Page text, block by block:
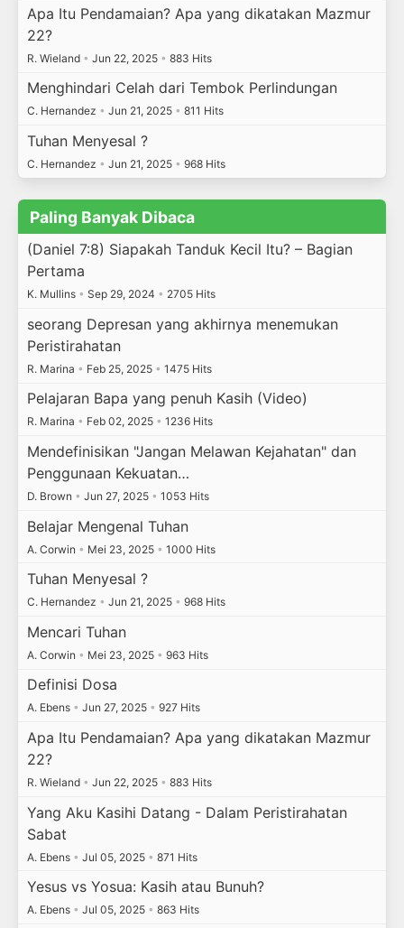
Apa Itu Pendamaian? Apa yang dikatakan Mazmur
22?
R. Wieland • Jun 22, 2025 • 883 Hits
Menghindari Celah dari Tembok Perlindungan
C. Hernandez • Jun 21, 2025 • 811 Hits
Tuhan Menyesal ?
C. Hernandez • Jun 21, 2025 • 968 Hits
Paling Banyak Dibaca
(Daniel 7:8) Siapakah Tanduk Kecil Itu? – Bagian
Pertama
K. Mullins • Sep 29, 2024 • 2705 Hits
seorang Depresan yang akhirnya menemukan
Peristirahatan
R. Marina • Feb 25, 2025 • 1475 Hits
Pelajaran Bapa yang penuh Kasih (Video)
R. Marina • Feb 02, 2025 • 1236 Hits
Mendefinisikan "Jangan Melawan Kejahatan" dan
Penggunaan Kekuatan…
D. Brown • Jun 27, 2025 • 1053 Hits
Belajar Mengenal Tuhan
A. Corwin • Mei 23, 2025 • 1000 Hits
Tuhan Menyesal ?
C. Hernandez • Jun 21, 2025 • 968 Hits
Mencari Tuhan
A. Corwin • Mei 23, 2025 • 963 Hits
Definisi Dosa
A. Ebens • Jun 27, 2025 • 927 Hits
Apa Itu Pendamaian? Apa yang dikatakan Mazmur
22?
R. Wieland • Jun 22, 2025 • 883 Hits
Yang Aku Kasihi Datang - Dalam Peristirahatan
Sabat
A. Ebens • Jul 05, 2025 • 871 Hits
Yesus vs Yosua: Kasih atau Bunuh?
A. Ebens • Jul 05, 2025 • 863 Hits